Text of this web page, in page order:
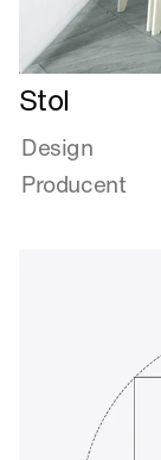
Læs
mere
om
Stol
Stol
Design
Producent